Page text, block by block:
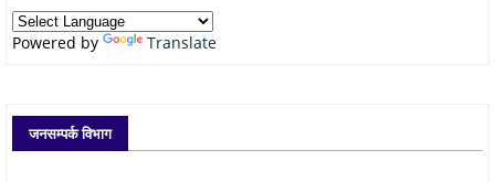
Powered by Translate
जनसम्पर्क विभाग